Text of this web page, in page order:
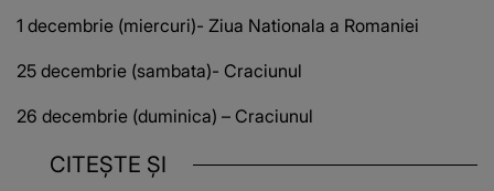
1 decembrie (miercuri)- Ziua Nationala a Romaniei
25 decembrie (sambata)- Craciunul
26 decembrie (duminica) – Craciunul
CITEȘTE ȘI